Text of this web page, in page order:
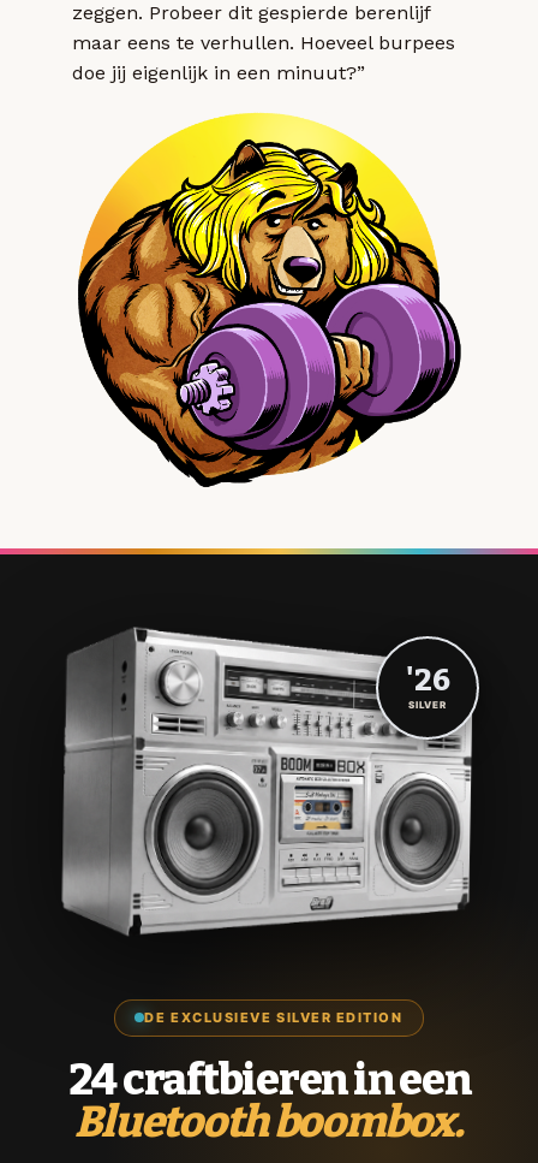
zeggen. Probeer dit gespierde berenlijf
maar eens te verhullen. Hoeveel burpees
doe jij eigenlijk in een minuut?”
DE EXCLUSIEVE SILVER EDITION
24 craftbieren in een
Bluetooth boombox.
'26
SILVER